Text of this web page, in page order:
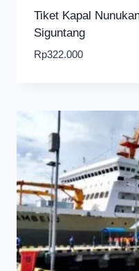
Tiket Kapal
Siguntang
Rp322.000